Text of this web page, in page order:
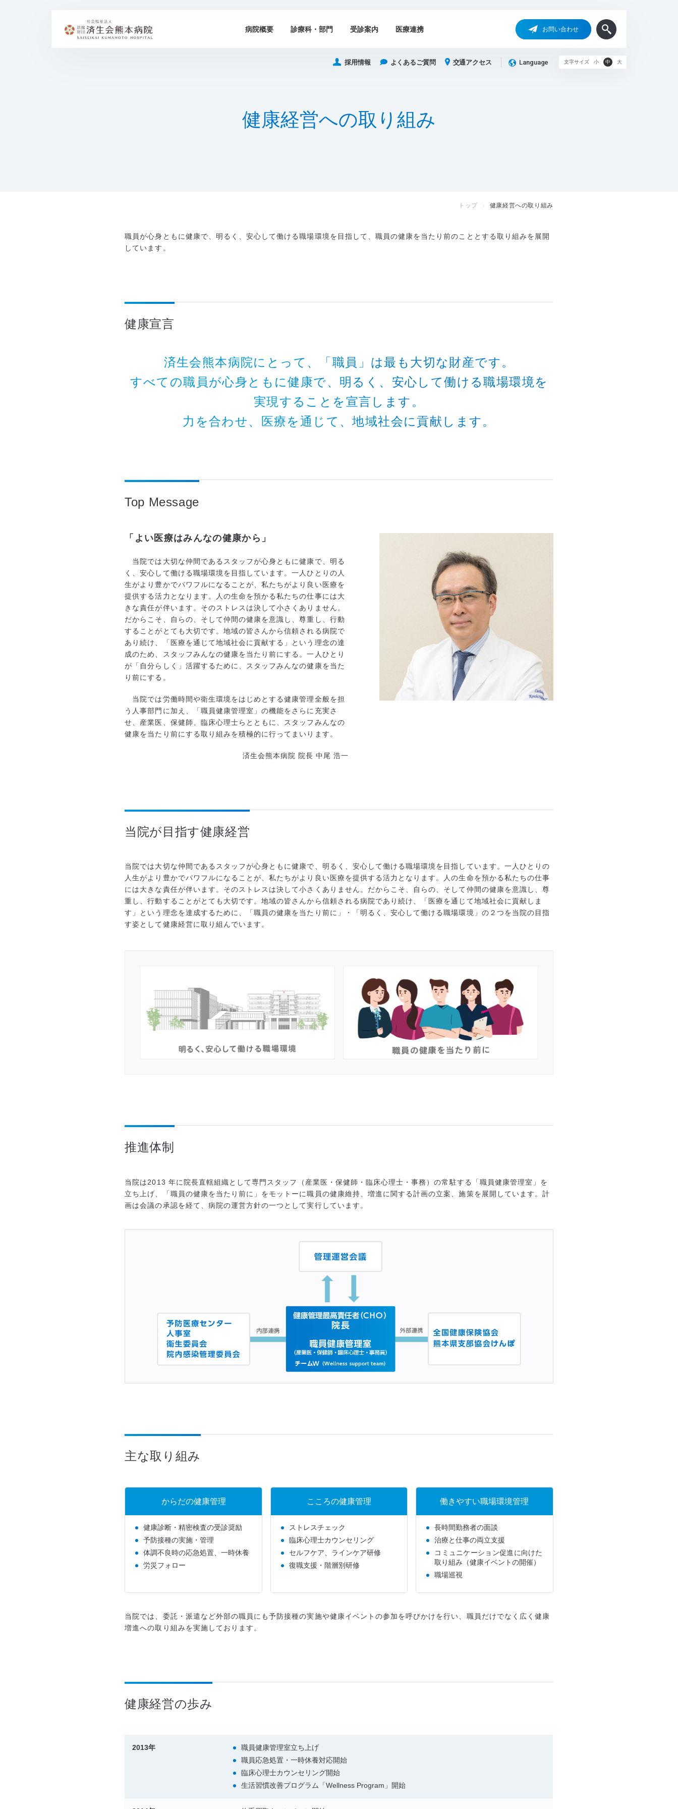
病院概要 診療科・部門 受診案内 医療連携 お問い合わせ
採用情報 よくあるご質問 交通アクセス Language 文字サイズ 小 中 大
健康経営への取 り 組 み
トップ 健康経営への取り組み
職員が心身ともに健康で、明るく、安心して働ける職場環境を目指して、職員の健康を当たり前のこととする取り組みを展開
しています。
健康宣言
済生会熊本病院にとって、
「職員」は最も大切な財産です。
すべての職員が心身ともに健康で、 明るく、安心して働ける職場環境を
実現することを宣言します。
力を合わせ、医療を通じて、地域社会に貢献します。
Top Message
「よい医療はみんなの健康から」
当院では大切な仲間であるスタッフが心身ともに健康で、明る
く、安心して働ける職場環境を目指しています。一人ひとりの人
生がより豊かでパワフルになることが、私たちがより良い医療を
提供する活力となります。人の生命を預かる私たちの仕事には大
きな責任が伴います。そのストレスは決して小さくありません。
だからこそ、自らの、そして仲間の健康を意識し、尊重し、行動
することがとても大切です。地域の皆さんから信頼される病院で
あり続け、「医療を通じて地域社会に貢献する」という理念の達
成のため、スタッフみんなの健康を当たり前にする。一人ひとり
が「自分らしく」活躍するために、スタッフみんなの健康を当た
り前にする。
当院では労働時間や衛生環境をはじめとする健康管理全般を担
う人事部門に加え、「職員健康管理室」の機能をさらに充実さ
せ、産業医、保健師、臨床心理士らとともに、スタッフみんなの
健康を当たり前にする取り組みを積極的に行ってまいります。
済生会熊本病院 院長 中尾 浩一
当院が目指す健康経営
当院では大切な仲間であるスタッフが心身ともに健康で、明るく、安心して働ける職場環境を目指しています。一人ひとりの
人生がより豊かでパワフルになることが、私たちがより良い医療を提供する活力となります。人の生命を預かる私たちの仕事
には大きな責任が伴います。そのストレスは決して小さくありません。だからこそ、自らの、そして仲間の健康を意識し、尊
重し、行動することがとても大切です。地域の皆さんから信頼される病院であり続け、「医療を通じて地域社会に貢献しま
す」という理念を達成するために、「職員の健康を当たり前に」・「明るく、安心して働ける職場環境」の２つを当院の目指
す姿として健康経営に取り組んでいます。
推進体制
当院は2013 年に院長直轄組織として専門スタッフ（産業医・保健師・臨床心理士・事務）の常駐する「職員健康管理室」を
立ち上げ、「職員の健康を当たり前に」をモットーに職員の健康維持、増進に関する計画の立案、施策を展開しています。計
画は会議の承認を経て、病院の運営方針の一つとして実行しています。
主な取り組み
からだの健康管理
健康診断・精密検査の受診奨励
予防接種の実施・管理
体調不良時の応急処置、一時休養
労災フォロー
こころの健康管理
ストレスチェック
臨床心理士カウンセリング
セルフケア、ラインケア研修
復職支援・階層別研修
働きやすい職場環境管理
長時間勤務者の面談
治療と仕事の両立支援
コミュニケーション促進に向けた
取り組み（健康イベントの開催）
職場巡視
当院では、委託・派遣など外部の職員にも予防接種の実施や健康イベントの参加を呼びかけを行い、職員だけでなく広く健康
増進への取り組みを実施しております。
健康経営の歩み
2013年
職員健康管理室立ち上げ
職員応急処置・一時休養対応開始
臨床心理士カウンセリング開始
生活習慣改善プログラム「Wellness Program」開始